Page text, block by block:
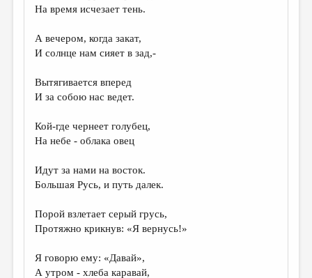
ОБЪЯВЛЕНИЯ
КОЛОНКА РЕДАКТОРА
РЕДКОЛЛЕГИЯ
ОТ РЕДАКЦИИ
ЭССЕИСТИКА
КУЛЬТУРОВЕДЕНИЕ
РЕЦЕНЗИРОВАНИЕ
На время исчезает тень.
А вечером, когда закат,
И солнце нам сияет в зад,-
Вытягивается вперед
И за собою нас ведет.
Кой-где чернеет голубец,
На небе - облака овец
Идут за нами на восток.
Большая Русь, и путь далек.
Порой взлетает серый грусь,
Протяжно крикнув: «Я вернусь!»
Я говорю ему: «Давай»,
А утром - хлеба каравай,